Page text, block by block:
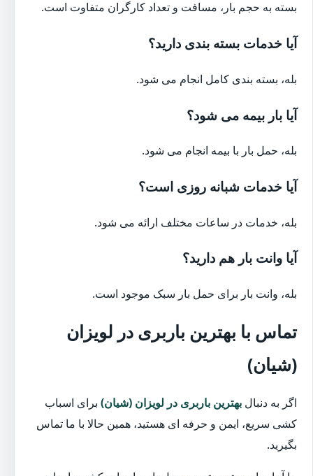
بسته به حجم بار، مسافت و تعداد کارگران متفاوت است.
آیا خدمات بسته بندی دارید؟
بله، بسته بندی کامل انجام می شود.
آیا بار بیمه می شود؟
بله، حمل بار با بیمه انجام می شود.
آیا خدمات شبانه روزی است؟
بله، خدمات در ساعات مختلف ارائه می شود.
آیا وانت بار هم دارید؟
بله، وانت بار برای حمل بار سبک موجود است.
تماس با بهترین باربری در لویزان
(شیان)
اگر به دنبال بهترین باربری در لویزان (شیان) برای اسباب
کشی سریع، ایمن و حرفه ای هستید، همین حالا با ما تماس
بگیرید.